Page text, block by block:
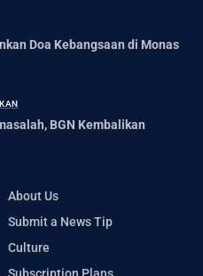
Doa Kebangsaan di Monas
BGN Kembalikan
About Us
Submit a News Tip
Culture
Subscription Plans